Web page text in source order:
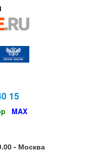
15
MAX
- Москва